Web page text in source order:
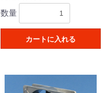
数量
カートに入れる